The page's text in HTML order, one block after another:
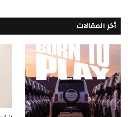
أخر المقالات